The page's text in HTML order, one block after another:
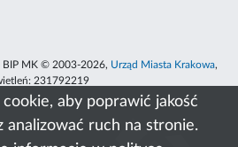
aby poprawić jakość
analizować ruch na stronie.
BIP MK © 2003-2026, Urząd Miasta Krakowa,
231792219